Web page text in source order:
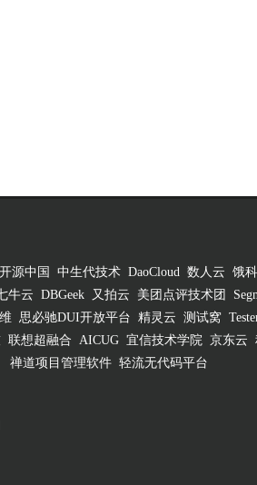
开源中国 中生代技术 DaoCloud 数人云 饿
牛云 DBGeek 又拍云 美团点评技术团
思必驰DUI开放平台 精灵云 测试窝
联想超融合 AICUG 宜信技术学院 京东云
禅道项目管理软件 轻流无代码平台